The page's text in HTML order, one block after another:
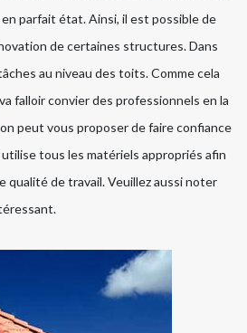
parfait état. Ainsi, il est possible de
de certaines structures. Dans
au niveau des toits. Comme cela
falloir convier des professionnels en la
peut vous proposer de faire confiance
tous les matériels appropriés afin
qualité de travail. Veuillez aussi noter